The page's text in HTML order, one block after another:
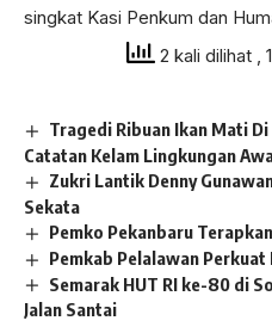
singkat Kasi Penkum dan
2 kali dilihat
Tragedi Ribuan Ikan Mati
Catatan Kelam Lingkungan
Zukri Lantik Denny
Sekata
Pemko Pekanbaru
Pemkab Pelalawan
Semarak HUT RI ke-80 di
Jalan Santai